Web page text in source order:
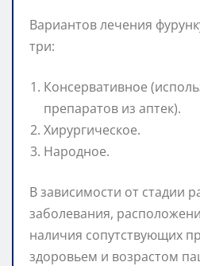
Вариантов лечения
три:
Консервативное
препаратов из аптек).
Хирургическое.
Народное.
В зависимости от стадии
заболевания,
наличия сопутствующих
здоровьем и возрастом